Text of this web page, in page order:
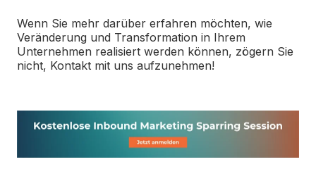
Wenn Sie mehr darüber erfahren möchten, wie
Veränderung und Transformation in Ihrem
Unternehmen realisiert werden können, zögern Sie
nicht, Kontakt mit uns aufzunehmen!